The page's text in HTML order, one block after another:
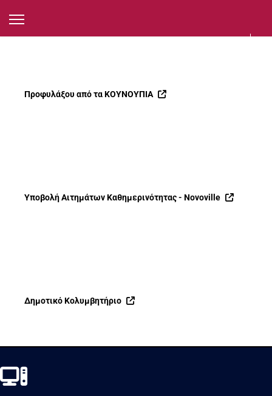
Προφυλάξου από τα ΚΟΥΝΟΥΠΙΑ
Υποβολή Αιτημάτων Καθημερινότητας - Novoville
Δημοτικό Κολυμβητήριο